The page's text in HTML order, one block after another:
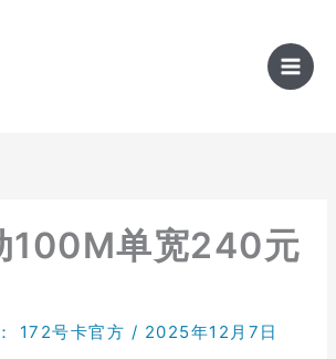
100M单宽240元
172号卡官方 / 2025年12月7日